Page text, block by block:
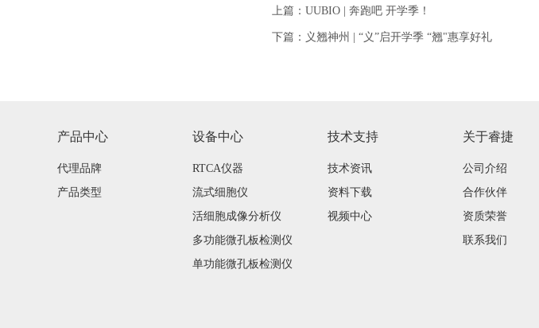
上篇： UUBIO | 奔跑吧 开学季！
下篇： 义翘神州 | “义”启开学季 “翘"惠享好礼
产品中心
代理品牌
产品类型
设备中心
RTCA仪器
流式细胞仪
活细胞成像分析仪
多功能微孔板检测仪
单功能微孔板检测仪
技术支持
技术资讯
资料下载
视频中心
关于睿捷
公司介绍
合作伙伴
资质荣誉
联系我们